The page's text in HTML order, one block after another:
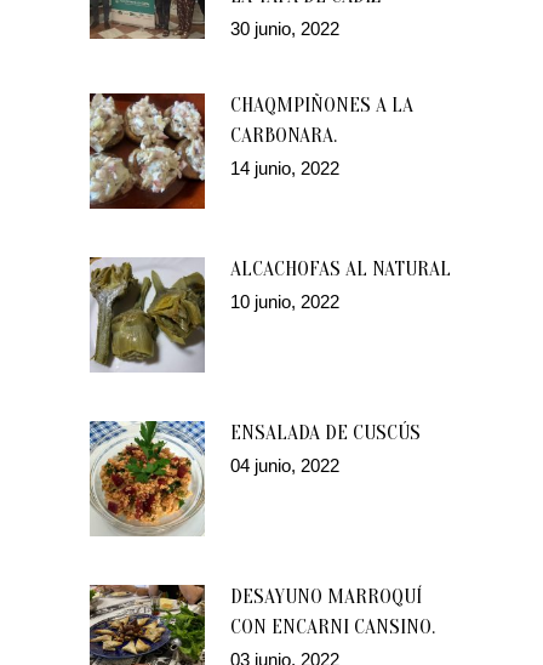
30 junio, 2022
CHAQMPIÑONES A LA
CARBONARA.
14 junio, 2022
ALCACHOFAS AL NATURAL
10 junio, 2022
ENSALADA DE CUSCÚS
04 junio, 2022
DESAYUNO MARROQUÍ
CON ENCARNI CANSINO.
03 junio, 2022